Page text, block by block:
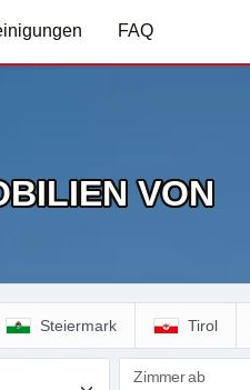
FAQ
VON
Steiermark Tirol
Zimmer ab